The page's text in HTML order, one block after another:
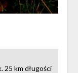
25 km długości